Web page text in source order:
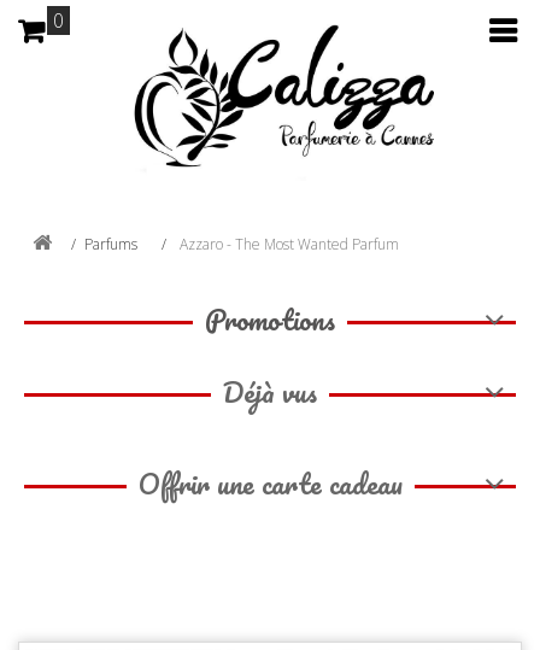
0
Parfums Azzaro - The Most Wanted Parfum
Promotions
Déjà vus
Offrir une carte cadeau